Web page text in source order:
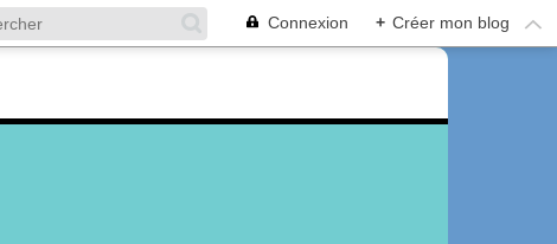
Connexion + Créer mon blog